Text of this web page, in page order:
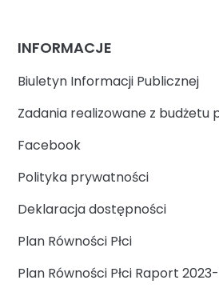
INFORMACJE
Biuletyn Informacji Publicznej
Zadania realizowane z budżetu
Facebook
Polityka prywatności
Deklaracja dostępności
Plan Równości Płci
Plan Równości Płci Raport